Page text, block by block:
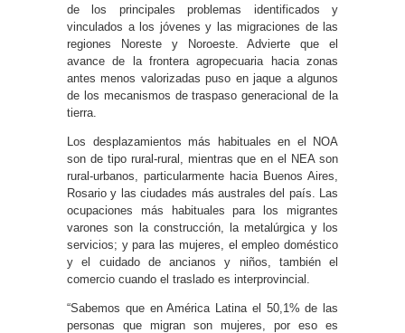
de los principales problemas identificados y
vinculados a los jóvenes y las migraciones de las
regiones Noreste y Noroeste. Advierte que el
avance de la frontera agropecuaria hacia zonas
antes menos valorizadas puso en jaque a algunos
de los mecanismos de traspaso generacional de la
tierra.
Los desplazamientos más habituales en el NOA
son de tipo rural-rural, mientras que en el NEA son
rural-urbanos, particularmente hacia Buenos Aires,
Rosario y las ciudades más australes del país. Las
ocupaciones más habituales para los migrantes
varones son la construcción, la metalúrgica y los
servicios; y para las mujeres, el empleo doméstico
y el cuidado de ancianos y niños, también el
comercio cuando el traslado es interprovincial.
“Sabemos que en América Latina el 50,1% de las
personas que migran son mujeres, por eso es